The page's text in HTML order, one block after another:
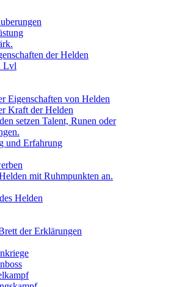
der Helden
Lvl
Eigenschaften von Helden
Kraft der Helden
setzen Talent, Runen oder
und Erfahrung
mit Ruhmpunkten an.
Helden
der Erklärungen